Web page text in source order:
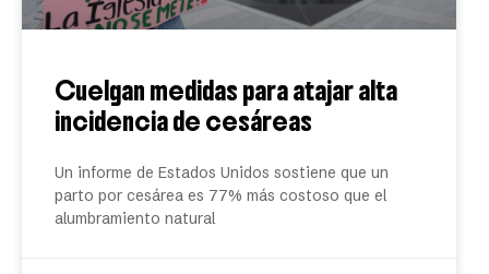
Cuelgan medidas para atajar alta
incidencia de cesáreas
Un informe de Estados Unidos sostiene que un
parto por cesárea es 77% más costoso que el
alumbramiento natural